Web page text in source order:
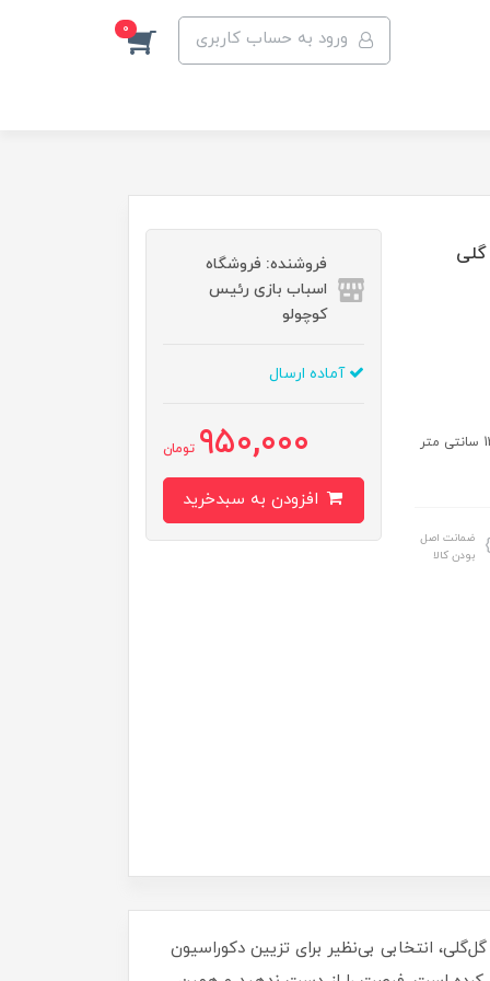
ورود به حساب کاربری 0
گلی
ضمانت اصل
بودن کالا
فروشنده: فروشگاه
اسباب بازی رئیس
کوچولو
آماده ارسال
950,000 تومان
گل‌گلی، انتخابی بی‌نظیر برای تزیین دکوراسیون